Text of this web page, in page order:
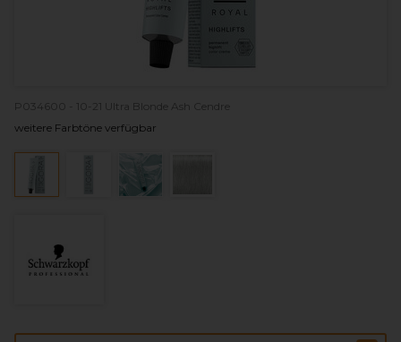
P034600 - 10-21 Ultra Blonde Ash Cendre
weitere Farbtöne verfügbar